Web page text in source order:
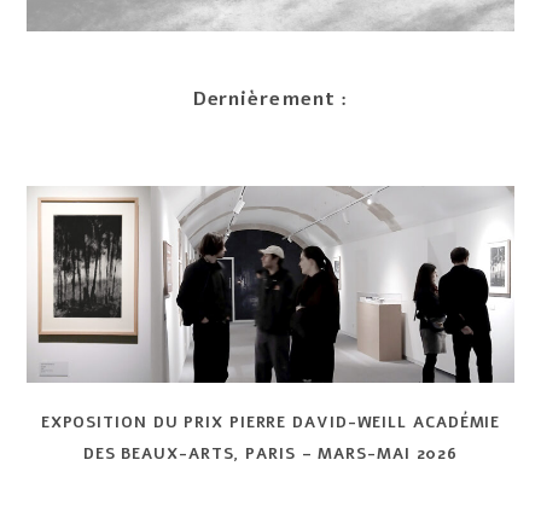
Dernièrement :
EXPOSITION DU PRIX PIERRE DAVID-WEILL ACADÉMIE
DES BEAUX-ARTS, PARIS –MARS-MAI 2026